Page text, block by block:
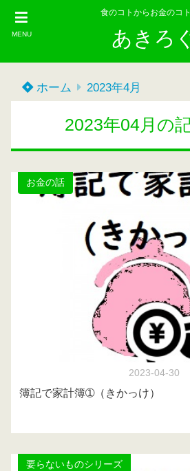
MENU
食のコトからお金のコ
あきろ
ホーム 2023年4月
2023年04月の
お金の話
2023-04-30
簿記で家計簿➀（きかっけ）
要らないものシリーズ